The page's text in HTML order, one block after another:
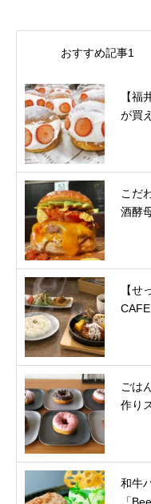
おすすめ記事1
【福
が買
こだ
酒酵
【せ
ごは
作り
和牛
「